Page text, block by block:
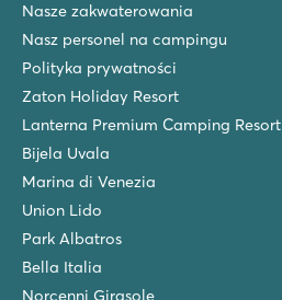
Nasze zakwaterowania
Nasz personel na campingu
Polityka prywatności
Zaton Holiday Resort
Lanterna Premium Camping Resort
Bijela Uvala
Marina di Venezia
Union Lido
Park Albatros
Bella Italia
Norcenni Girasole